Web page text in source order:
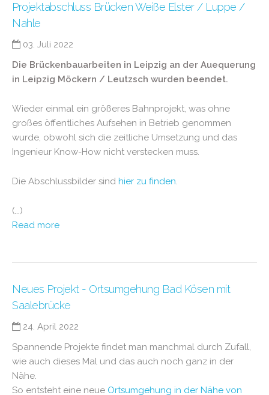
Projektabschluss Brücken Weiße Elster / Luppe /
Nahle
03. Juli 2022
Die Brückenbauarbeiten in Leipzig an der Auequerung
in Leipzig Möckern / Leutzsch wurden beendet.
Wieder einmal ein größeres Bahnprojekt, was ohne
großes öffentliches Aufsehen in Betrieb genommen
wurde, obwohl sich die zeitliche Umsetzung und das
Ingenieur Know-How nicht verstecken muss.
Die Abschlussbilder sind hier zu finden.
(...)
Read more
Neues Projekt - Ortsumgehung Bad Kösen mit
Saalebrücke
24. April 2022
Spannende Projekte findet man manchmal durch Zufall,
wie auch dieses Mal und das auch noch ganz in der
Nähe.
So entsteht eine neue Ortsumgehung in der Nähe von